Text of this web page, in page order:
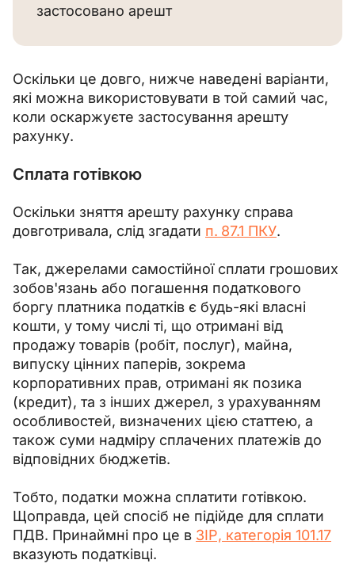
застосовано арешт
Оскільки це довго, нижче наведені варіанти,
які можна використовувати в той самий час,
коли оскаржуєте застосування арешту
рахунку.
Сплата готівкою
Оскільки зняття арешту рахунку справа
довготривала, слід згадати п. 87.1 ПКУ.
Так, джерелами самостійної сплати грошових
зобов'язань або погашення податкового
боргу платника податків є будь-які власні
кошти, у тому числі ті, що отримані від
продажу товарів (робіт, послуг), майна,
випуску цінних паперів, зокрема
корпоративних прав, отримані як позика
(кредит), та з інших джерел, з урахуванням
особливостей, визначених цією статтею, а
також суми надміру сплачених платежів до
відповідних бюджетів.
Тобто, податки можна сплатити готівкою.
Щоправда, цей спосіб не підійде для сплати
ПДВ. Принаймні про це в ЗІР, категорія 101.17
вказують податківці.